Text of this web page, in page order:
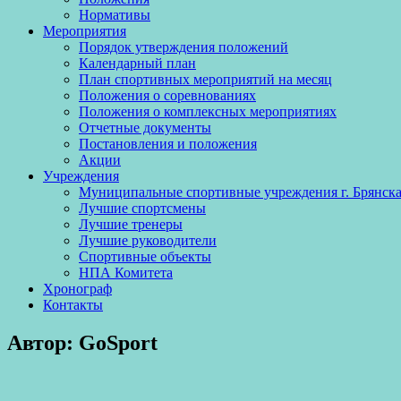
Нормативы
Мероприятия
Порядок утверждения положений
Календарный план
План спортивных мероприятий на месяц
Положения о соревнованиях
Положения о комплексных мероприятиях
Отчетные документы
Постановления и положения
Акции
Учреждения
Муниципальные спортивные учреждения г. Брянска
Лучшие спортсмены
Лучшие тренеры
Лучшие руководители
Спортивные объекты
НПА Комитета
Хронограф
Контакты
Автор: GoSport